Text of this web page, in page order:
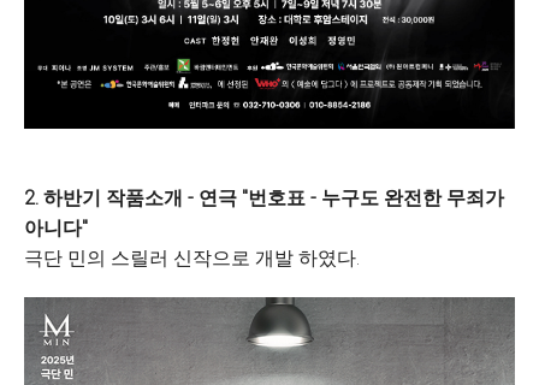
2. 하반기 작품소개 - 연극 "번호표 - 누구도 완전한 무죄가
아니다"
극단 민의 스릴러 신작으로 개발 하였다.